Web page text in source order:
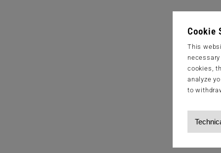
Cookie
This
cookies,
analyze
to